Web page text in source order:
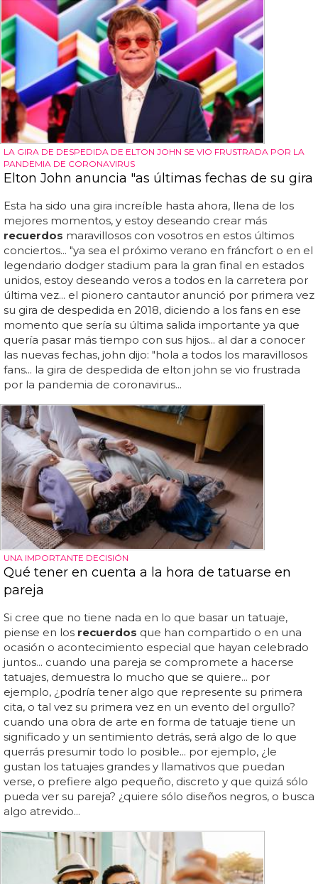
LA GIRA DE DESPEDIDA DE ELTON JOHN SE VIO FRUSTRADA POR LA
PANDEMIA DE CORONAVIRUS
Elton John anuncia "as últimas fechas de su gira
Esta ha sido una gira increíble hasta ahora, llena de los
mejores momentos, y estoy deseando crear más
recuerdos maravillosos con vosotros en estos últimos
conciertos... "ya sea el próximo verano en fráncfort o en el
legendario dodger stadium para la gran final en estados
unidos, estoy deseando veros a todos en la carretera por
última vez... el pionero cantautor anunció por primera vez
su gira de despedida en 2018, diciendo a los fans en ese
momento que sería su última salida importante ya que
quería pasar más tiempo con sus hijos... al dar a conocer
las nuevas fechas, john dijo: "hola a todos los maravillosos
fans... la gira de despedida de elton john se vio frustrada
por la pandemia de coronavirus...
UNA IMPORTANTE DECISIÓN
Qué tener en cuenta a la hora de tatuarse en
pareja
Si cree que no tiene nada en lo que basar un tatuaje,
piense en los recuerdos que han compartido o en una
ocasión o acontecimiento especial que hayan celebrado
juntos... cuando una pareja se compromete a hacerse
tatuajes, demuestra lo mucho que se quiere... por
ejemplo, ¿podría tener algo que represente su primera
cita, o tal vez su primera vez en un evento del orgullo?
cuando una obra de arte en forma de tatuaje tiene un
significado y un sentimiento detrás, será algo de lo que
querrás presumir todo lo posible... por ejemplo, ¿le
gustan los tatuajes grandes y llamativos que puedan
verse, o prefiere algo pequeño, discreto y que quizá sólo
pueda ver su pareja? ¿quiere sólo diseños negros, o busca
algo atrevido...